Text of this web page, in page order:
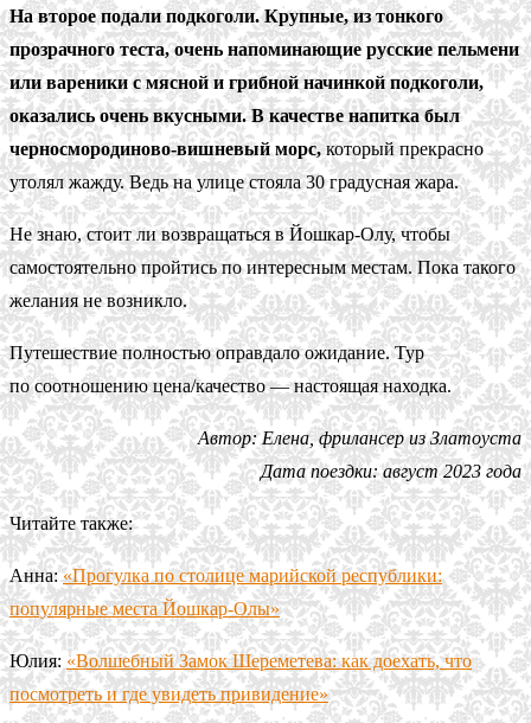
На второе подали подкоголи. Крупные, из тонкого
прозрачного теста, очень напоминающие русские пельмени
или вареники с мясной и грибной начинкой подкоголи,
оказались очень вкусными. В качестве напитка был
черносмородиново-вишневый морс,который прекрасно
утолял жажду. Ведь на улице стояла 30 градусная жара.
Не знаю, стоит ли возвращаться в Йошкар-Олу, чтобы
самостоятельно пройтись по интересным местам. Пока такого
желания не возникло.
Путешествие полностью оправдало ожидание. Тур
по соотношению цена/качество — настоящая находка.
Автор: Елена, фрилансер из Златоуста
Дата поездки: август 2023 года
Читайте также:
Анна:«Прогулка по столице марийской республики:
популярные места Йошкар-Олы»
Юлия: «Волшебный Замок Шереметева: как доехать, что
посмотреть и где увидеть привидение»